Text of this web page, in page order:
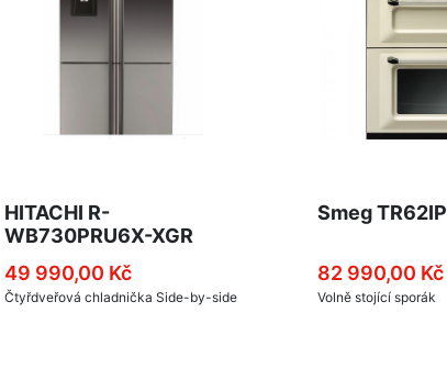
HITACHI R-
WB730PRU6X-XGR
49 990,00 Kč
Čtyřdveřová chladnička Side-by-side
Smeg TR62IP
82 990,00 Kč
Volně stojící sporák